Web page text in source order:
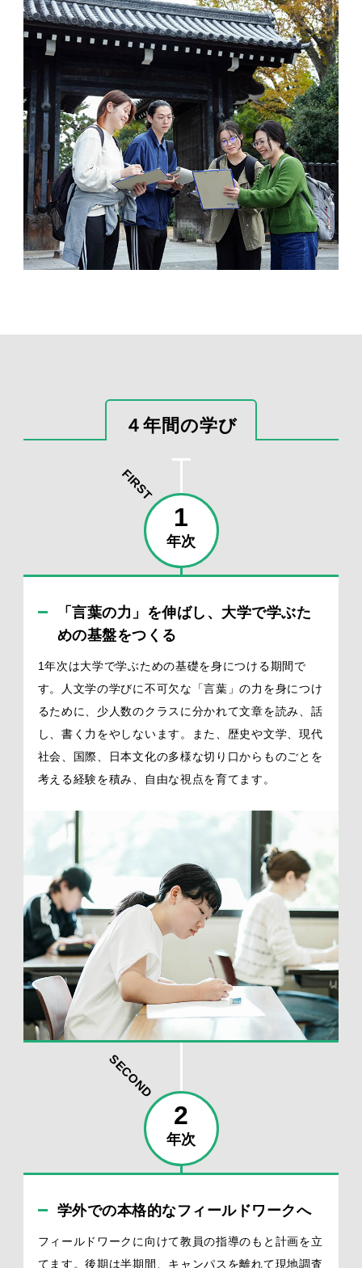
４年間の学び
1
年次
FIRST
「言葉の力」を伸ばし、大学で学ぶた
めの基盤をつくる
1年次は大学で学ぶための基礎を身につける期間で
す。人文学の学びに不可欠な「言葉」の力を身につけ
るために、少人数のクラスに分かれて文章を読み、話
し、書く力をやしないます。また、歴史や文学、現代
社会、国際、日本文化の多様な切り口からものごとを
考える経験を積み、自由な視点を育てます。
2
年次
SECOND
学外での本格的なフィールドワークへ
フィールドワークに向けて教員の指導のもと計画を立
てます。後期は半期間、キャンパスを離れて現地調査